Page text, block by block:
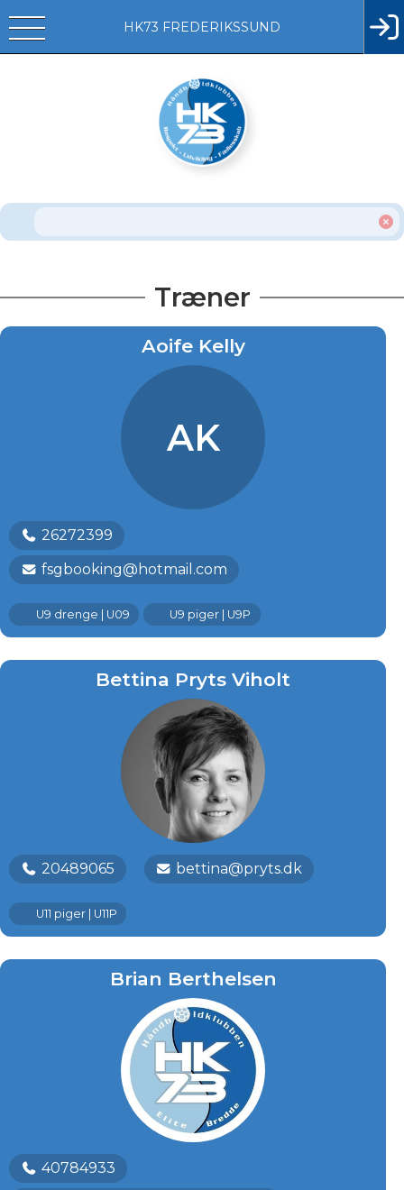
HK73 FREDERIKSSUND
Træner
Aoife Kelly
AK
26272399
fsgbooking@hotmail.com
U9 drenge | U09 U9 piger | U9P
Bettina Pryts Viholt
20489065 bettina@pryts.dk
U11 piger | U11P
Brian Berthelsen
40784933